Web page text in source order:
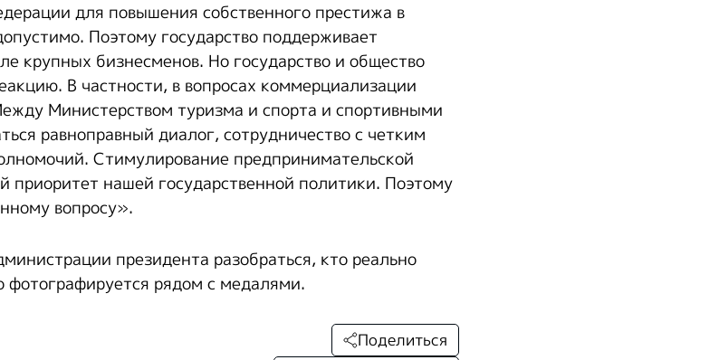
для повышения собственного престижа в
Поэтому государство поддерживает
крупных бизнесменов. Но государство и общество
В частности, в вопросах коммерциализации
Министерством туризма и спорта и спортивными
равноправный диалог, сотрудничество с четким
Стимулирование предпринимательской
приоритет нашей государственной политики. Поэтому
вопросу».
президента разобраться, кто реально
фотографируется рядом с медалями.
Поделиться